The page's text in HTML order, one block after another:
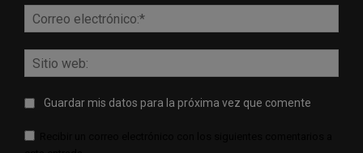
web:
Guardar mis datos para la próxima vez que comente